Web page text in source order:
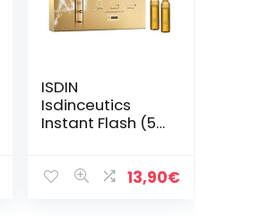
ISDIN
Isdinceutics
Instant Flash (5
Lifting)
13,90€